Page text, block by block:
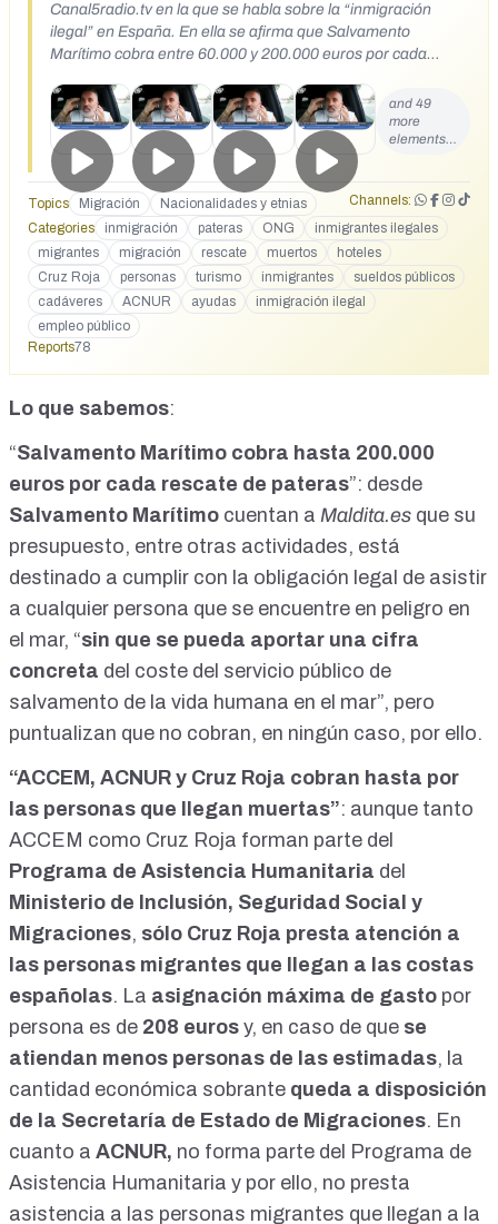
Canal5radio.tv en la que se habla sobre la “inmigración
ilegal” en España. En ella se afirma que Salvamento
Marítimo cobra entre 60.000 y 200.000 euros por cada
ACCEM se encargan de la asistencia sanitaria de las
personas que llegan por vía marítima a España y que cobran
aunque lleguen muertas. El entrevistado también comenta
que las cifras de turismo en España están falseadas porque
contabilizan a los “inmigrantes ilegales” alojados en hoteles
y que los datos de desempleo tampoco son reales porque
incluyen a los menores inmigrantes en situación irregular de
16 años que son dados de alta en la Seguridad Social a
través de contratos de prácticas.
https://www.instagram.com/reel/DIouL_FMj1A/
https://vm.tiktok.com/ZNdk5hwCS/
https://www.tiktok.com/@franxuh_/video/749471172510364
58582482505204/?rdid=C4rVLZBQ9XjAMONZ
_____________________________________________________
__ Palabras textuales de ONG como ACCEM, ACNUR y por
supuesto Cruz Roja: "No tiréis los cuerpos al mar y dejadlos
en las embarcaciones, porque también cobramos por ello."
Esto y mucho más en el siguiente vídeo. Atentos porque vais
a flipar. Por favor, compartid el vídeo para que se entere
todo el mundo y salgamos de una puta vez a por toda esta
puta mafia. A muerte. El occidental quiere ver el mundo
africano con los ojos de un occidental, claro. Entonces, ¿qué
pasa? Ese buenísimo hace que carguemos esta gente, y de
repente esta gente, que no vale nada, una vez que está ahí,
ya vas a Salvamento Marítimo. Salvamento Marítimo te va a
cobrar entre sesenta mil y doscientos mil euros por el
desplazamiento. Si sale el helicóptero, otro tanto. Noventa
euros por cada cabeza que llegue te cobra Cruz Roja
solamente por ver si tienen pulso cuando llegan a puerto.
Hasta el punto de que desde Cruz Roja y de ACNUR le
dijeron que los muertos que vengan, muertos que no los
tiren al mar, que los dejen en las embarcaciones porque por
muertos también cobran. Entonces, por ejemplo, en la isla
de El Hierro tenemos cámaras frigoríficas llenas de muertos
que no le importan a nadie, pero se cobra por ello porque allí
no valen nada, y antes los tiraban al mar. De hecho, España
es el único país donde llega en una patera un cuerpo sin
cabeza y nadie le ha preguntado a los de la patera cómo
perdió la cabeza, porque entonces sería reconocer que
alguien del barco le cortó la cabeza. Vaya. Entonces
tenemos todos estos seres humanos, empiezan a generar
dinero. Cruz Roja pasó de tener un presupuesto de
doscientos cincuenta y seis millones de euros a mil millones
de euros que tenía el año pasado. UF. Accent, que se ha
hecho este año con todo el tráfico. SEAR tiene más de
trescientos millones de euros de asignación directa. Y aquí
ha empezado Cruz Blanca, Cruz Roja, SOS Racismo... que
todas vienen de las mismas ONG. Van montando ONG.
and 49
more
elements…
Topics Migración Nacionalidades y etnias
Channels:
Categories
inmigración pateras ONG
inmigrantes ilegales
migrantes
migración rescate muertos
hoteles
Cruz Roja
personas turismo inmigrantes
sueldos públicos
cadáveres
ACNUR ayudas
inmigración ilegal
empleo público
Reports78
Lo que sabemos:
“Salvamento Marítimo cobra hasta 200.000
euros por cada rescate de pateras”: desde
Salvamento Marítimo cuentan a Maldita.es que su
presupuesto, entre otras actividades, está
destinado a cumplir con la obligación legal de asistir
a cualquier persona que se encuentre en peligro en
el mar, “sin que se pueda aportar una cifra
concreta del coste del servicio público de
salvamento de la vida humana en el mar”, pero
puntualizan que no cobran, en ningún caso, por ello.
“ACCEM, ACNUR y Cruz Roja cobran hasta por
las personas que llegan muertas”: aunque tanto
ACCEM como Cruz Roja forman parte del
Programa de Asistencia Humanitaria del
Ministerio de Inclusión, Seguridad Social y
Migraciones, sólo Cruz Roja presta atención a
las personas migrantes que llegan a las costas
españolas. La asignación máxima de gasto por
persona es de 208 euros y, en caso de que se
atiendan menos personas de las estimadas, la
cantidad económica sobrante queda a disposición
de la Secretaría de Estado de Migraciones. En
cuanto a ACNUR, no forma parte del Programa de
Asistencia Humanitaria y por ello, no presta
asistencia a las personas migrantes que llegan a la